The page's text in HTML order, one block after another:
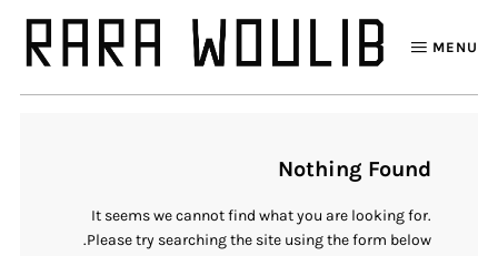
MENU
Nothing Found
It seems we cannot find what you are looking for.
Please try searching the site using the form below.